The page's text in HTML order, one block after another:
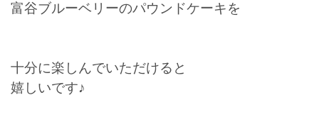
富谷ブルーベリーのパウンドケーキを
十分に楽しんでいただけると
嬉しいです♪